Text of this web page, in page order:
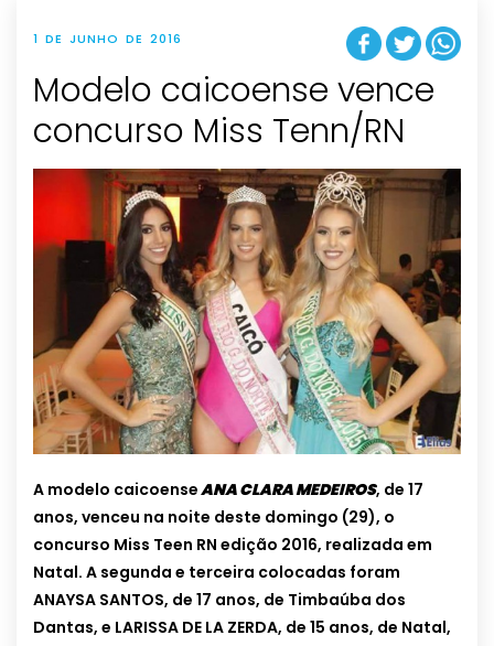
1 DE JUNHO DE 2016
Modelo caicoense vence
concurso Miss Tenn/RN
A modelo caicoenseANA CLARA MEDEIROS, de 17
anos, venceu na noite deste domingo (29), o
concurso Miss Teen RN edição 2016, realizada em
Natal. A segunda e terceira colocadas foram
ANAYSA SANTOS, de 17 anos, de Timbaúba dos
Dantas, e LARISSA DE LA ZERDA, de 15 anos, de Natal,